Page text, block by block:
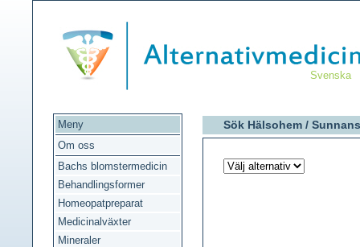
Svenska
Meny
Om oss
Bachs blomstermedicin
Behandlingsformer
Homeopatpreparat
Medicinalväxter
Mineraler
Sök Hälsohem /